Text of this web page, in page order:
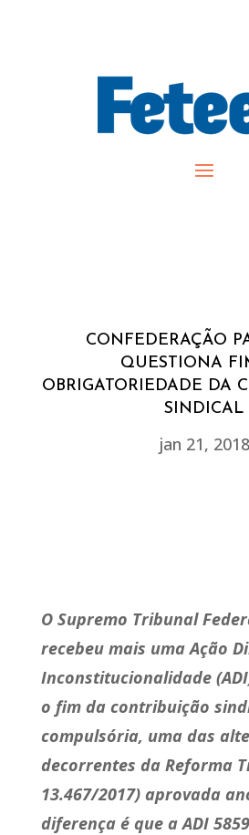
CONFEDERAÇÃO
QUESTIONA
OBRIGATORIEDADE DA
SINDICAL
jan 21, 2018
O Supremo Tribunal
recebeu mais uma Ação
Inconstitucionalidade
o fim da contribuição
compulsória, uma das
decorrentes da Reforma
13.467/2017) aprovada
diferença é que a ADI